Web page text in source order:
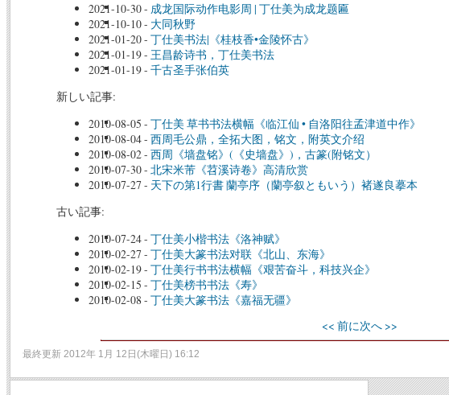
2021-10-30- 成龙国际动作电影周 | 丁仕美为成龙题匾
2021-10-10- 大同秋野
2021-01-20- 丁仕美书法|《桂枝香•金陵怀古》
2021-01-19- 王昌龄诗书，丁仕美书法
2021-01-19- 千古圣手张伯英
新しい記事:
2010-08-05 - 丁仕美 草书书法横幅《临江仙 • 自洛阳往孟津道中作》
2010-08-04- 西周毛公鼎，全拓大图，铭文，附英文介绍
2010-08-02- 西周《墙盘铭》(《史墙盘》)，古篆(附铭文）
2010-07-30- 北宋米芾《苕溪诗卷》高清欣赏
2010-07-27 - 天下の第1行書 蘭亭序（蘭亭叙ともいう）褚遂良摹本
古い記事:
2010-07-24- 丁仕美小楷书法《洛神赋》
2010-02-27 - 丁仕美大篆书法对联《北山、东海》
2010-02-19- 丁仕美行书书法横幅《艰苦奋斗，科技兴企》
2010-02-15 - 丁仕美榜书书法《寿》
2010-02-08 - 丁仕美大篆书法《嘉福无疆》
<< 前に次へ >>
最終更新 2012年 1月 12日(木曜日) 16:12